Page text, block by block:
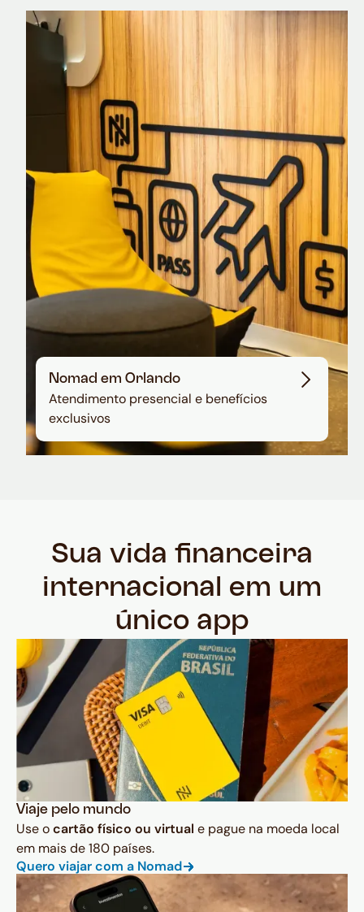
Nomad Explorer
Cartão de crédito brasileiro com cashback
em dólar
Nomad em Orlando
Atendimento presencial e benefícios
exclusivos
Sua vida financeira
internacional em um
único app
Viaje pelo mundo
Use ocartão físico ou virtual e pague na moeda local
em mais de 180 países.
Quero viajar com a Nomad